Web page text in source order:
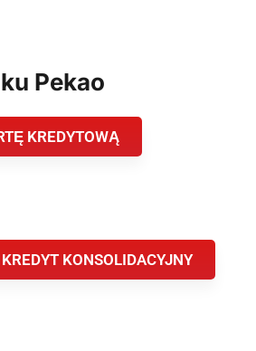
Pekao
KREDYTOWĄ
KONSOLIDACYJNY